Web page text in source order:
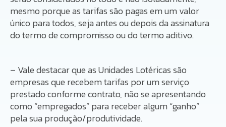
mesmo porque as tarifas são pagas em um valor
único para todos, seja antes ou depois da assinatura
do termo de compromisso ou do termo aditivo.
– Vale destacar que as Unidades Lotéricas são
empresas que recebem tarifas por um serviço
prestado conforme contrato, não se apresentando
como “empregados” para receber algum “ganho”
pela sua produção/produtividade.